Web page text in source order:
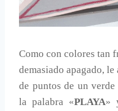
Como con colores tan
demasiado apagado,
de puntos de un
la palabra «PLAYA»